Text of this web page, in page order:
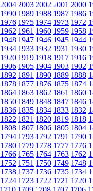
2004 2003 2002 2001 2000
1990 1989 1988 1987 1986
1976 1975 1974 1973 1972
1962 1961 1960 1959 1958
1948 1947 1946 1945 1944
1934 1933 1932 1931 1930
1920 1919 1918 1917 1916
1906 1905 1904 1903 1902
1892 1891 1890 1889 1888
1878 1877 1876 1875 1874
1864 1863 1862 1861 1860
1850 1849 1848 1847 1846
1836 1835 1834 1833 1832
1822 1821 1820 1819 1818
1808 1807 1806 1805 1804
1794 1793 1792 1791 1790
1780 1779 1778 1777 1776
1766 1765 1764 1763 1762
1752 1751 1750 1749 1748
1738 1737 1736 1735 1734
1724 1723 1722 1721 1720